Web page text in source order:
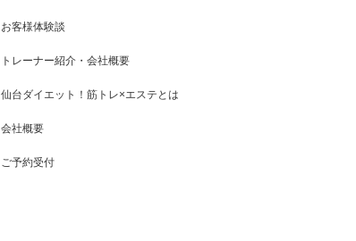
お客様体験談
トレーナー紹介・会社概要
仙台ダイエット！筋トレ×エステとは
会社概要
ご予約受付